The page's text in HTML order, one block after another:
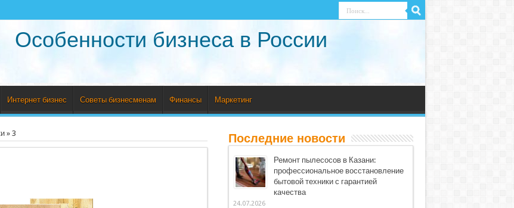
Особенности бизнеса в России
Интернет бизнес Советы бизнесменам Финансы Маркетинг
» 3 Последние новости
Ремонт пылесосов в Казани:
профессиональное восстановление
бытовой техники с гарантией
качества
24.07.2026